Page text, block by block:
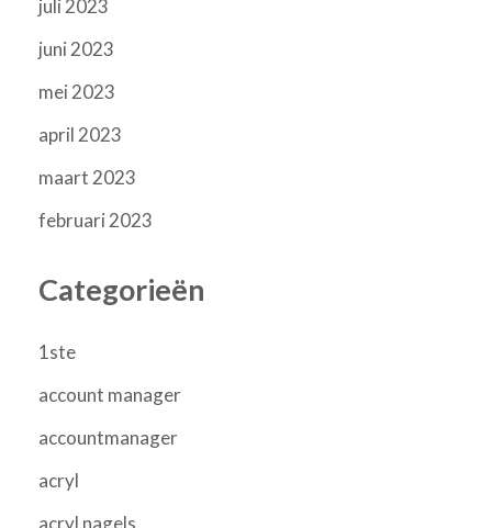
juli 2023
juni 2023
mei 2023
april 2023
maart 2023
februari 2023
Categorieën
1ste
account manager
accountmanager
acryl
acryl nagels